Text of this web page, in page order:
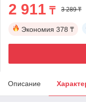
2 911 ₸ 3 289 ₸
Экономия 378 ₸
Описание